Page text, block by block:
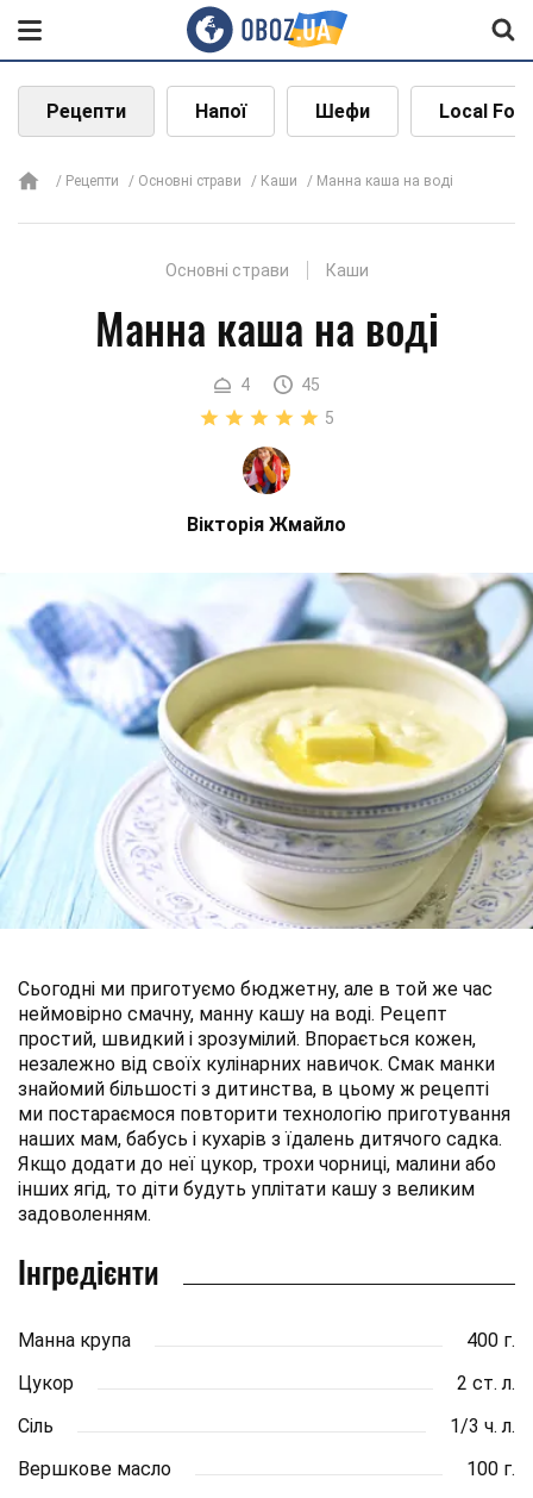
Рецепти Напої Шефи Local
Рецепти Основні страви Каши Манна каша на воді
Основні страви Каши
Манна каша на воді
4
45
5
Вікторія Жмайло
Сьогодні ми приготуємо бюджетну, але в той же час
неймовірно смачну, манну кашу на воді. Рецепт
простий, швидкий і зрозумілий. Впорається кожен,
незалежно від своїх кулінарних навичок. Смак манки
знайомий більшості з дитинства, в цьому ж рецепті
ми постараємося повторити технологію приготування
наших мам, бабусь і кухарів з їдалень дитячого садка.
Якщо додати до неї цукор, трохи чорниці, малини або
інших ягід, то діти будуть уплітати кашу з великим
задоволенням.
Інгредієнти
Манна крупа
400 г.
Цукор
2 ст. л.
Сіль
1/3 ч. л.
Вершкове масло
100 г.